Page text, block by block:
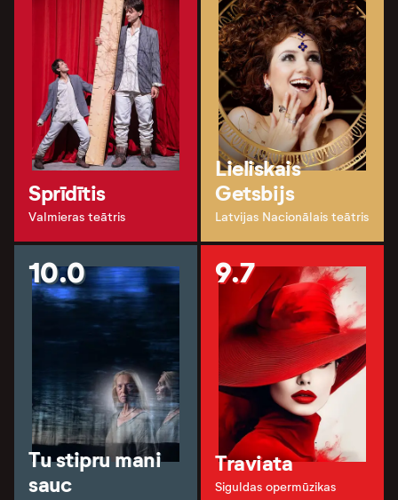
Sprīdītis
Valmieras teātris
Lieliskais
Getsbijs
Latvijas Nacionālais teātris
10.0
Tu stipru mani
sauc
9.7
Traviata
Siguldas opermūzikas